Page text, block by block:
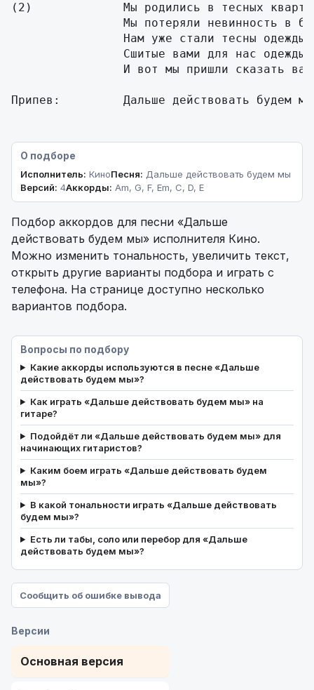
Версии
Основная версия
(2)		Мы родились в тесных квартирах новых районов,
Припев:		Дальше действовать будем
Сообщить об ошибке вывода
О подборе
Исполнитель: КиноПесня: Дальше действовать будем мы
Версий: 4Аккорды: Am, G, F, Em, C, D, E
Подбор аккордов для песни «Дальше
действовать будем мы» исполнителя Кино.
Можно изменить тональность, увеличить текст,
открыть другие варианты подбора и играть с
телефона. На странице доступно несколько
вариантов подбора.
Вопросы по подбору
Какие аккорды используются в песне «Дальше
действовать будем мы»?
Как играть «Дальше действовать будем мы» на
гитаре?
Подойдёт ли «Дальше действовать будем мы» для
начинающих гитаристов?
Каким боем играть «Дальше действовать будем
мы»?
В какой тональности играть «Дальше действовать
будем мы»?
Есть ли табы, соло или перебор для «Дальше
действовать будем мы»?